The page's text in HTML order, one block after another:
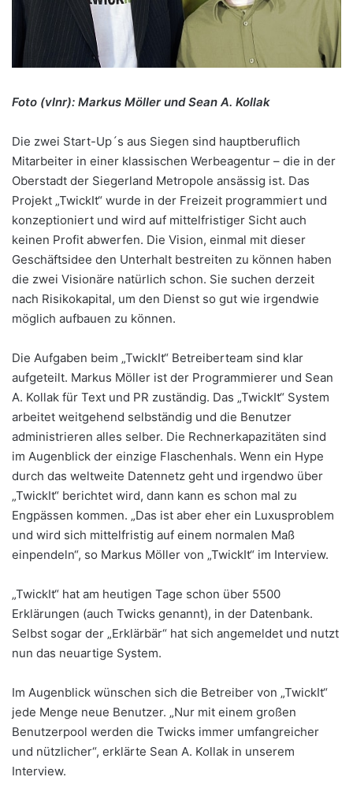
Foto (vlnr): Markus Möller und Sean A. Kollak
Die zwei Start-Up´s aus Siegen sind hauptberuflich
Mitarbeiter in einer klassischen Werbeagentur – die in der
Oberstadt der Siegerland Metropole ansässig ist. Das
Projekt „TwickIt“ wurde in der Freizeit programmiert und
konzeptioniert und wird auf mittelfristiger Sicht auch
keinen Profit abwerfen. Die Vision, einmal mit dieser
Geschäftsidee den Unterhalt bestreiten zu können haben
die zwei Visionäre natürlich schon. Sie suchen derzeit
nach Risikokapital, um den Dienst so gut wie irgendwie
möglich aufbauen zu können.
Die Aufgaben beim „TwickIt“ Betreiberteam sind klar
aufgeteilt. Markus Möller ist der Programmierer und Sean
A. Kollak für Text und PR zuständig. Das „TwickIt“ System
arbeitet weitgehend selbständig und die Benutzer
administrieren alles selber. Die Rechnerkapazitäten sind
im Augenblick der einzige Flaschenhals. Wenn ein Hype
durch das weltweite Datennetz geht und irgendwo über
„TwickIt“ berichtet wird, dann kann es schon mal zu
Engpässen kommen. „Das ist aber eher ein Luxusproblem
und wird sich mittelfristig auf einem normalen Maß
einpendeln“, so Markus Möller von „TwickIt“ im Interview.
„TwickIt“ hat am heutigen Tage schon über 5500
Erklärungen (auch Twicks genannt), in der Datenbank.
Selbst sogar der „Erklärbär“ hat sich angemeldet und nutzt
nun das neuartige System.
Im Augenblick wünschen sich die Betreiber von „TwickIt“
jede Menge neue Benutzer. „Nur mit einem großen
Benutzerpool werden die Twicks immer umfangreicher
und nützlicher“, erklärte Sean A. Kollak in unserem
Interview.